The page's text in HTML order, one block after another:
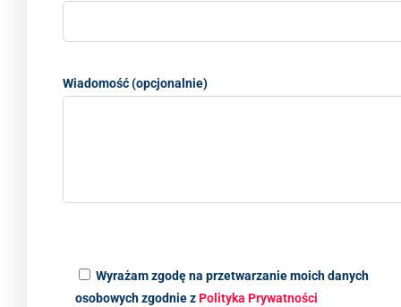
Wiadomość (opcjonalnie)
Wyrażam zgodę na przetwarzanie moich danych
osobowych zgodnie zPolityka Prywatności